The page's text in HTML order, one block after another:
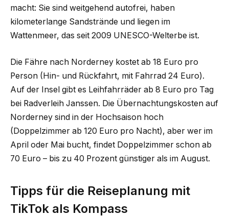
macht: Sie sind weitgehend autofrei, haben
kilometerlange Sandstrände und liegen im
Wattenmeer, das seit 2009 UNESCO-Welterbe ist.
Die Fähre nach Norderney kostet ab 18 Euro pro
Person (Hin- und Rückfahrt, mit Fahrrad 24 Euro).
Auf der Insel gibt es Leihfahrräder ab 8 Euro pro Tag
bei Radverleih Janssen. Die Übernachtungskosten auf
Norderney sind in der Hochsaison hoch
(Doppelzimmer ab 120 Euro pro Nacht), aber wer im
April oder Mai bucht, findet Doppelzimmer schon ab
70 Euro – bis zu 40 Prozent günstiger als im August.
Tipps für die Reiseplanung mit
TikTok als Kompass